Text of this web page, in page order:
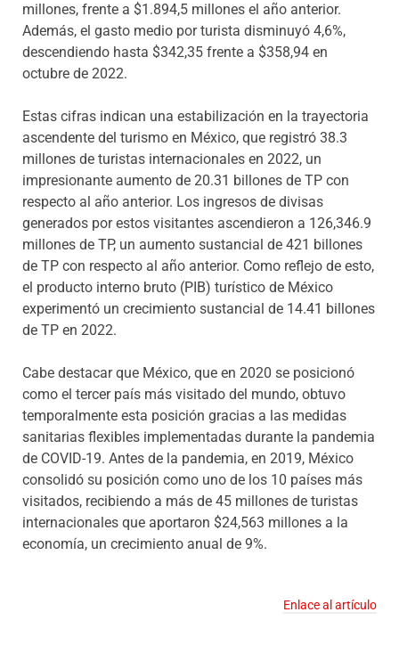
millones, frente a $1.894,5 millones el año anterior.
Además, el gasto medio por turista disminuyó 4,6%,
descendiendo hasta $342,35 frente a $358,94 en
octubre de 2022.
Estas cifras indican una estabilización en la trayectoria
ascendente del turismo en México, que registró 38.3
millones de turistas internacionales en 2022, un
impresionante aumento de 20.31 billones de TP con
respecto al año anterior. Los ingresos de divisas
generados por estos visitantes ascendieron a 126,346.9
millones de TP, un aumento sustancial de 421 billones
de TP con respecto al año anterior. Como reflejo de esto,
el producto interno bruto (PIB) turístico de México
experimentó un crecimiento sustancial de 14.41 billones
de TP en 2022.
Cabe destacar que México, que en 2020 se posicionó
como el tercer país más visitado del mundo, obtuvo
temporalmente esta posición gracias a las medidas
sanitarias flexibles implementadas durante la pandemia
de COVID-19. Antes de la pandemia, en 2019, México
consolidó su posición como uno de los 10 países más
visitados, recibiendo a más de 45 millones de turistas
internacionales que aportaron $24,563 millones a la
economía, un crecimiento anual de 9%.
Enlace al artículo